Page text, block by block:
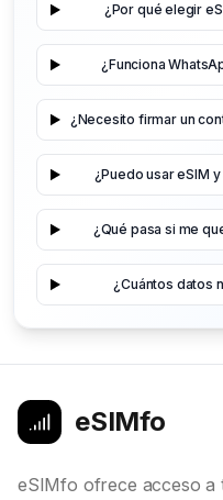
¿Por qué elegir
¿Funciona
¿Necesito firmar un
¿Puedo usar eSIM
¿Qué pasa si me
¿Cuántos datos
eSIMfo
eSIMfo ofrece acceso a